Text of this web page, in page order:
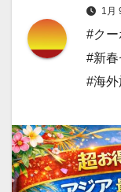
1月
#クー
#新
#海